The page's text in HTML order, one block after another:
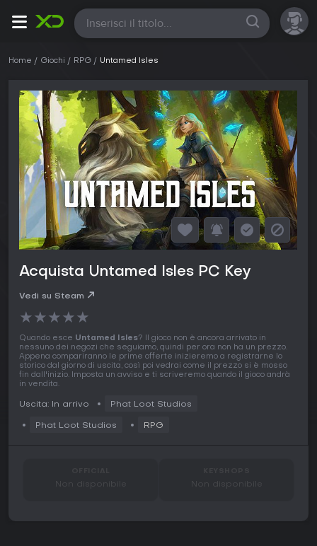
Tutte
Home Giochi RPG Untamed Isles
Acquista Untamed Isles PC Key
Vedi su Steam
★★★★★
Quando esce Untamed Isles? Il gioco non è ancora arrivato in
nessuno dei negozi che seguiamo, quindi per ora non ha un prezzo.
Appena compariranno le prime offerte inizieremo a registrarne lo
storico dal giorno di uscita, così poi vedrai come il prezzo si è mosso
fin dall'inizio. Imposta un avviso e ti scriveremo quando il gioco andrà
in vendita.
Uscita: In arrivo Phat Loot Studios
Phat Loot Studios RPG
Non disponibile Non disponibile